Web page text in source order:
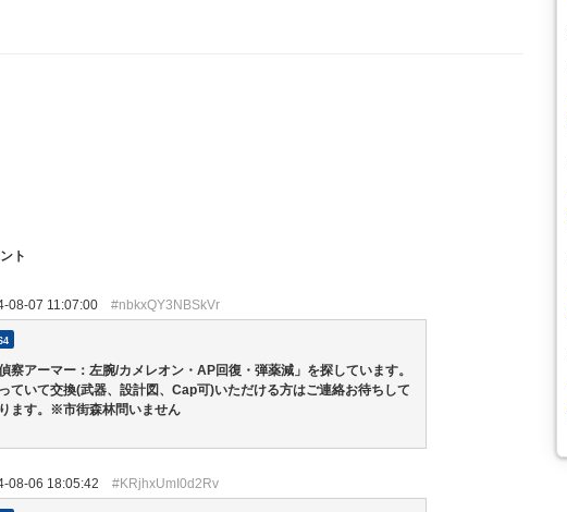
ト
08-07 11:07:00 #nbkxQY3NBSkVr
偵察アーマー：左腕/カメレオン・AP回復・弾薬減」を探しています。
ていて交換(武器、設計図、Cap可)いただける方はご連絡お待ちして
ます。※市街森林問いません
08-06 18:05:42 #KRjhxUmI0d2Rv